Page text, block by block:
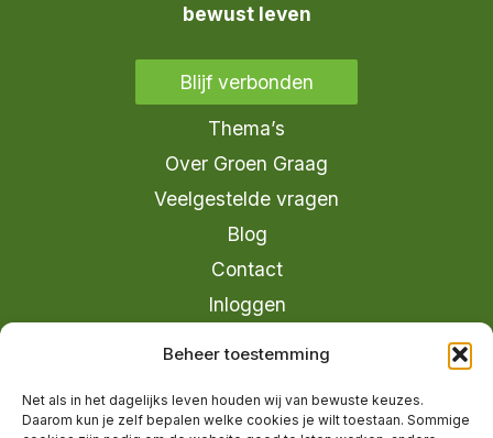
Beheer toestemming
Net als in het dagelijks leven houden wij van bewuste keuzes.
Daarom kun je zelf bepalen welke cookies je wilt toestaan. Sommige
bewust leven
Blijf verbonden
Thema’s
Over Groen Graag
Veelgestelde vragen
Blog
Contact
Inloggen
info@groengraag.nl
Ervaringen van leden op Trustpilot